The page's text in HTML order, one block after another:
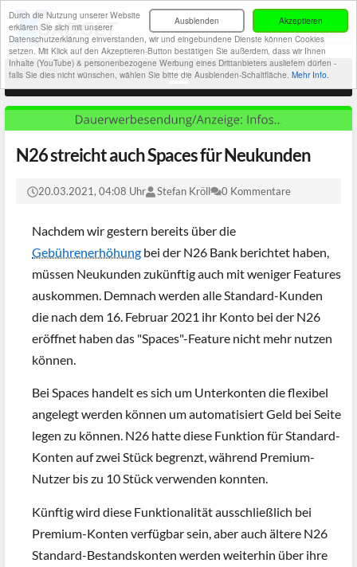
Akzeptieren
Ausblenden
Durch die Nutzung unserer Website
erklären Sie sich mit unserer
Datenschutzerklärung einverstanden, wir und eingebundene Dienste können Cookies
setzen. Mit Klick auf den Akzeptieren-Button bestätigen Sie außerdem, dass wir Ihnen
Inhalte (YouTube) & personenbezogene Werbung eines Drittanbieters ausliefern dürfen -
falls Sie dies nicht wünschen, wählen Sie bitte die Ausblenden-Schaltfläche. Mehr Info.
N26 streicht auch Spaces für Neukunden
20.03.2021, 04:08 Uhr Stefan Kröll 0 Kommentare
Nachdem wir gestern bereits über die
Gebührenerhöhung bei der N26 Bank berichtet haben,
müssen Neukunden zukünftig auch mit weniger Features
auskommen. Demnach werden alle Standard-Kunden
die nach dem 16. Februar 2021 ihr Konto bei der N26
eröffnet haben das "Spaces"-Feature nicht mehr nutzen
können.
Bei Spaces handelt es sich um Unterkonten die flexibel
angelegt werden können um automatisiert Geld bei Seite
legen zu können. N26 hatte diese Funktion für Standard-
Konten auf zwei Stück begrenzt, während Premium-
Nutzer bis zu 10 Stück verwenden konnten.
Künftig wird diese Funktionalität ausschließlich bei
Premium-Konten verfügbar sein, aber auch ältere N26
Standard-Bestandskonten werden weiterhin über ihre